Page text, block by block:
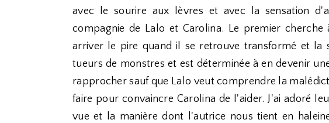
avec le sourire aux lèvres et avec la sensation
compagnie de Lalo et Carolina. Le premier
arriver le pire quand il se retrouve transformé et la
tueurs de monstres et est déterminée à en devenir
rapprocher sauf que Lalo veut comprendre la
faire pour convaincre Carolina de l'aider. J'ai adoré
vue et la manière dont l'autrice nous tient en